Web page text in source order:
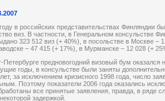
в российских представительствах Финляндии
виз. В частности, в Генеральном консульстве
323 512 виз (+ 40%), в посольстве в Москве –
– 47 415 (+ 17%), в Мурманске – 12 028 (+
Петербурге предновогодний визовый бум оказался
годы, в консульстве были заняты
за исключением кризисного 1998 года, число
Поэтому показатели 2006 года оказались
все принятые заявления, правда, в ряде
задержкой.